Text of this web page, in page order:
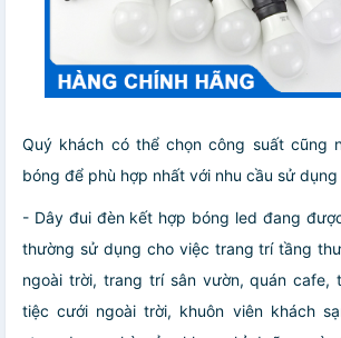
Quý khách có thể chọn công suất cũng
bóng để phù hợp nhất với nhu cầu sử dụng
- Dây đui đèn kết hợp bóng led đang
thường sử dụng cho việc trang trí tầng
ngoài trời, trang trí sân vườn, quán cafe,
tiệc cưới ngoài trời, khuôn viên khách